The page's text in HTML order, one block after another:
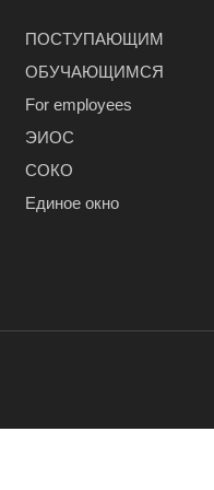
ПОСТУПАЮЩИМ
ОБУЧАЮЩИМСЯ
For employees
ЭИОС
СОКО
Единое окно